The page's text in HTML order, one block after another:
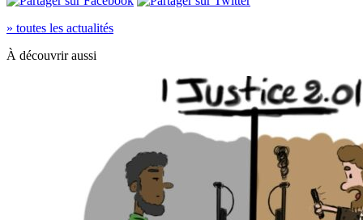
» toutes les actualités
À découvrir aussi